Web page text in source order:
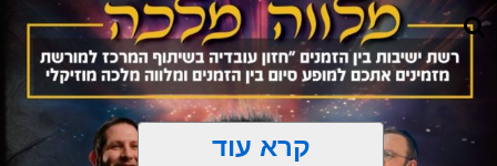
קרא עוד